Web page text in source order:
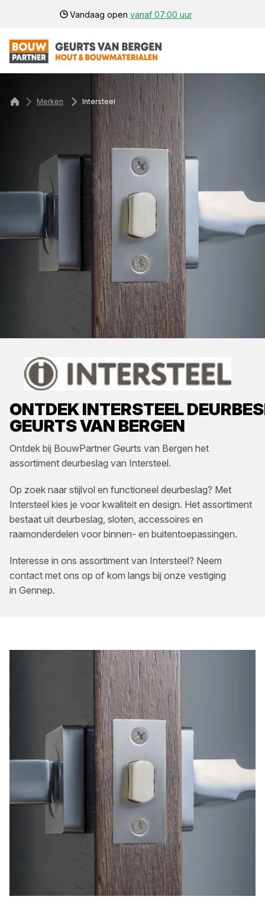
Vandaag open vanaf 07:00 uur
ONTDEKINTERSTEEL
GEURTS VAN BERGEN
Ontdek bij BouwPartner Geurts van Bergen het
assortiment deurbeslag van Intersteel.
Op zoek naar stijlvol en functioneel deurbeslag? Met
Intersteel kies je voor kwaliteit en design. Het assortiment
bestaat uit deurbeslag, sloten, accessoires en
raamonderdelen voor binnen- en buitentoepassingen.
Interesse in ons assortiment van Intersteel? Neem
contact met ons op of kom langs bij onze vestiging
in Gennep.
Merken Intersteel